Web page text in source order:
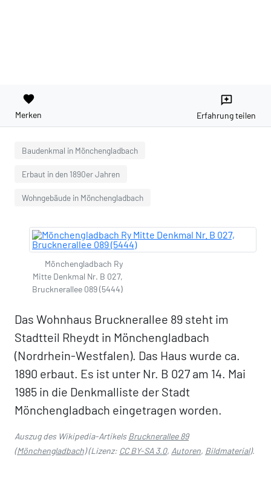
favorite
Merken
reviews
Erfahrung teilen
Baudenkmal in Mönchengladbach
Erbaut in den 1890er Jahren
Wohngebäude in Mönchengladbach
Mönchengladbach Ry
Mitte Denkmal Nr. B 027,
Brucknerallee 089 (5444)
Das Wohnhaus Brucknerallee 89 steht im
Stadtteil Rheydt in Mönchengladbach
(Nordrhein-Westfalen). Das Haus wurde ca.
1890 erbaut. Es ist unter Nr. B 027 am 14. Mai
1985 in die Denkmalliste der Stadt
Mönchengladbach eingetragen worden.
Auszug des Wikipedia-ArtikelsBrucknerallee 89
(Mönchengladbach)(Lizenz: CC BY-SA 3.0, Autoren, Bildmaterial).